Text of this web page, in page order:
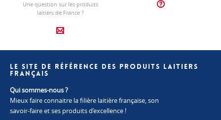
Une question sur les produits
laitiers de France ?
LE SITE DE RÉFÉRENCE DES PRODUITS LAITIERS
FRANÇAIS
Qui sommes-nous ?
Mieux faire connaitre la filière laitière française, son
savoir-faire et ses produits d’excellence !